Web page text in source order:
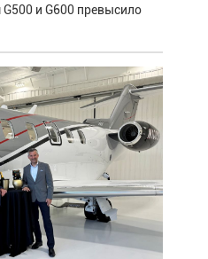
и G600 превысило